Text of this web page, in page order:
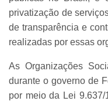
privatização de
de transparência e
realizadas por essas
As Organizações
durante o governo de
por meio da Lei